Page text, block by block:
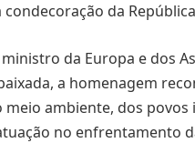
da
da Europa e dos
a homenagem
ambiente, dos povos
no enfrentamento